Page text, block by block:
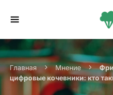
Главная Мнение
цифровые кочевники: кто